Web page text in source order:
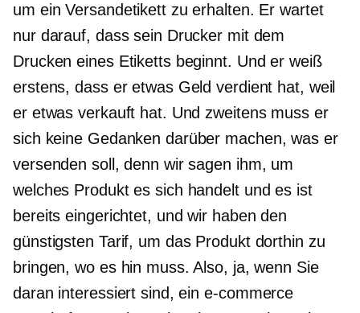
um ein Versandetikett zu erhalten. Er wartet
nur darauf, dass sein Drucker mit dem
Drucken eines Etiketts beginnt. Und er weiß
erstens, dass er etwas Geld verdient hat, weil
er etwas verkauft hat. Und zweitens muss er
sich keine Gedanken darüber machen, was er
versenden soll, denn wir sagen ihm, um
welches Produkt es sich handelt und es ist
bereits eingerichtet, und wir haben den
günstigsten Tarif, um das Produkt dorthin zu
bringen, wo es hin muss. Also, ja, wenn Sie
daran interessiert sind, eine-commerce